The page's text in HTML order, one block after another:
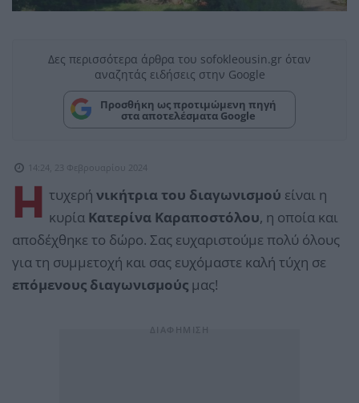
Δες περισσότερα άρθρα του sofokleousin.gr όταν
αναζητάς ειδήσεις στην Google
Προσθήκη ως προτιμώμενη πηγή
στα αποτελέσματα Google
14:24, 23 Φεβρουαρίου 2024
Η τυχερή νικήτρια του διαγωνισμού είναι η
κυρία Κατερίνα Καραποστόλου, η οποία και
αποδέχθηκε το δώρο. Σας ευχαριστούμε πολύ όλους
για τη συμμετοχή και σας ευχόμαστε καλή τύχη σε
επόμενους διαγωνισμούς μας!